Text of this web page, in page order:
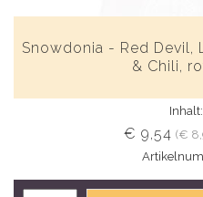
Snowdonia - Red Devil,
& Chili,
€ 9,54 (€